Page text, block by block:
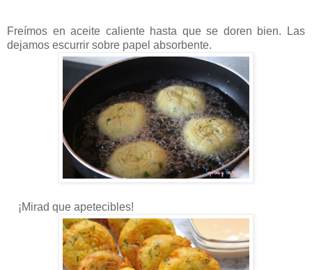
Freímos en aceite caliente hasta que se doren bien. Las
dejamos escurrir sobre papel absorbente.
¡Mirad que apetecibles!